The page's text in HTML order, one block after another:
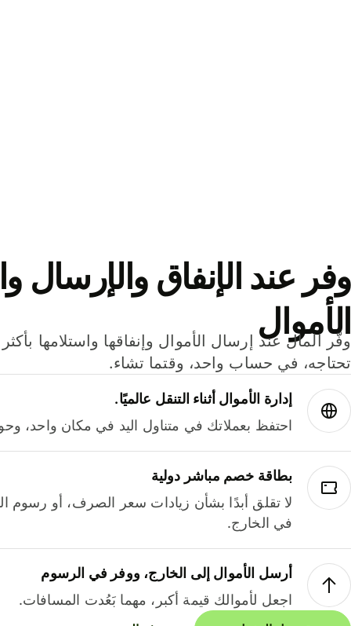
وفر عند الإنفاق والإرسال
الأموال
تحتاجه، في حساب واحد، وقتما تشاء.
إدارة الأموال أثناء التنقل عالميًا.
احتفظ بعملاتك في متناول اليد في مكان واحد،
بطاقة خصم مباشر دولية
لا تقلق أبدًا بشأن زيادات سعر الصرف، أو رسوم
في الخارج.
أرسل الأموال إلى الخارج، ووفر في الرسوم
اجعل لأموالك قيمة أكبر، مهما بَعُدت المسافات.